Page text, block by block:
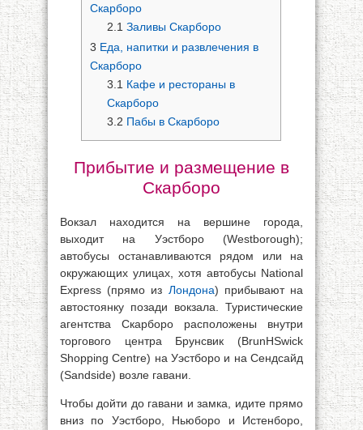
Скарборо
2.1 Заливы Скарборо
3 Еда, напитки и развлечения в
Скарборо
3.1 Кафе и рестораны в
Скарборо
3.2 Пабы в Скарборо
Прибытие и размещение в
Скарборо
Вокзал находится на вершине города,
выходит на Уэстборо (Westborough);
автобусы останавливаются рядом или на
окружающих улицах, хотя автобусы National
Express (прямо из Лондона) прибывают на
автостоянку позади вокзала. Туристические
агентства Скарборо расположены внутри
торгового центра Брунсвик (BrunHSwick
Shopping Centre) на Уэстборо и на Сендсайд
(Sandside) возле гавани.
Чтобы дойти до гавани и замка, идите прямо
вниз по Уэстборо, Ньюборо и Истенборо,